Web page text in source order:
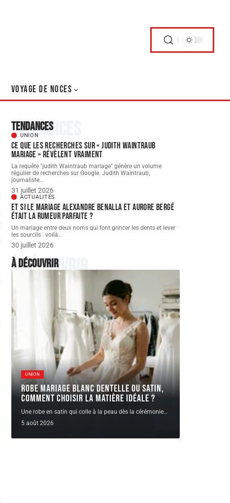
VOYAGE DE NOCES
Tendances
Tendances
UNION
Ce que les recherches sur « judith Waintraub
mariage » révèlent vraiment
La requête "judith Waintraub mariage" génère un volume
régulier de recherches sur Google. Judith Waintraub,
journaliste…
31 juillet 2026
ACTUALITÉS
Et si le Mariage Alexandre Benalla et Aurore Bergé
était la rumeur parfaite ?
Un mariage entre deux noms qui font grincer les dents et lever
les sourcils : voilà…
30 juillet 2026
À découvrir
À découvrir
UNION
Robe Mariage blanc dentelle ou satin,
comment choisir la matière idéale ?
Une robe en satin qui colle à la peau dès la cérémonie…
5 août 2026